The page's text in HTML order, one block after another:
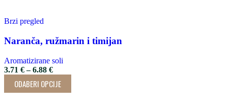
Brzi pregled
Naranča, ružmarin i timijan
Aromatizirane soli
3.71 € – 6.88 €
ODABERI OPCIJE